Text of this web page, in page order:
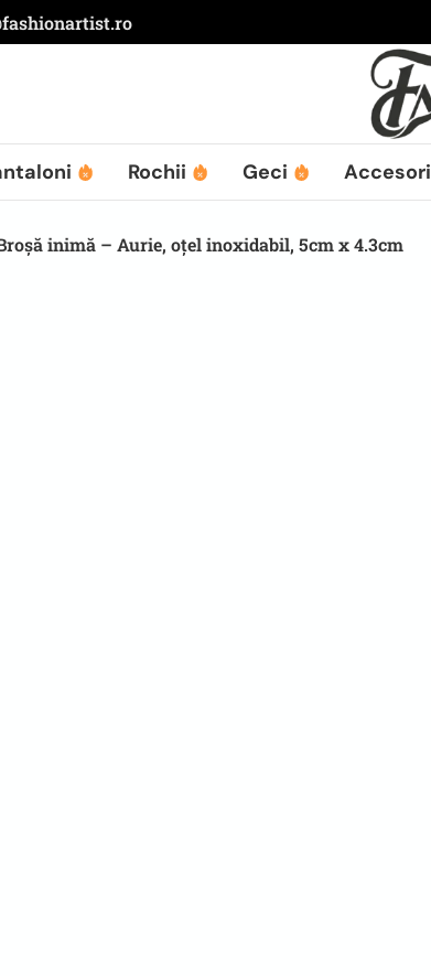
Rochii Geci
inimă – Aurie, oțel inoxidabil, 5cm x 4.3cm